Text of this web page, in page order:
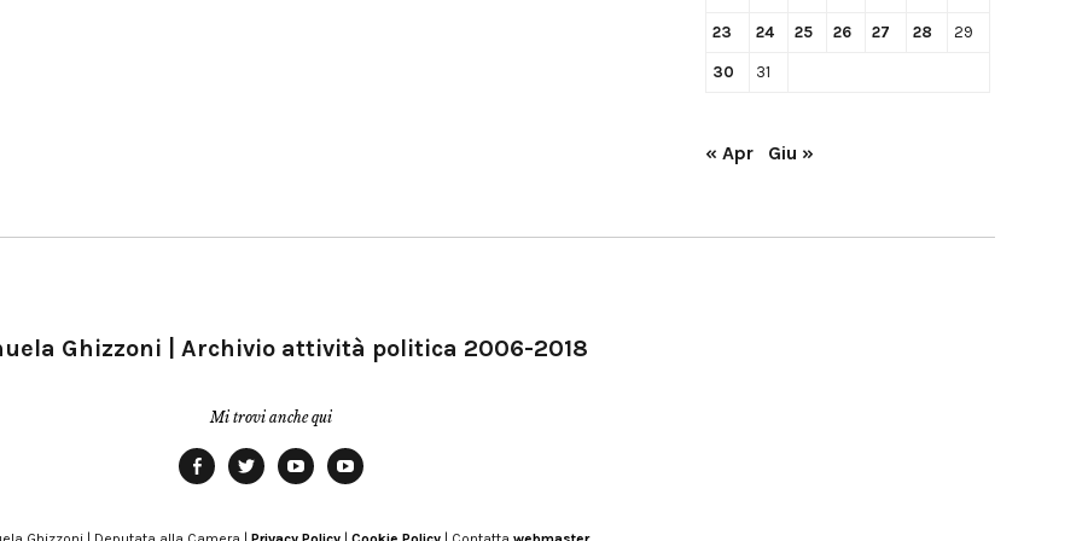
23 24 25 26 27 28 29
30 31
« Apr Giu »
Ghizzoni | Archivio attività politica 2006-2018
Mi trovi anche qui
Modena